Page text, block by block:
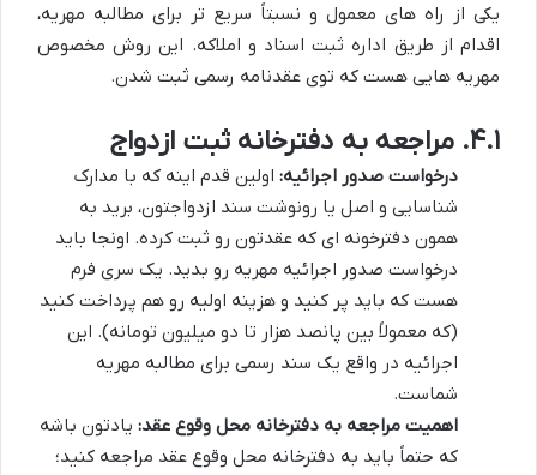
یکی از راه های معمول و نسبتاً سریع تر برای مطالبه مهریه،
اقدام از طریق اداره ثبت اسناد و املاکه. این روش مخصوص
مهریه هایی هست که توی عقدنامه رسمی ثبت شدن.
۴.۱. مراجعه به دفترخانه ثبت ازدواج
درخواست صدور اجرائیه: اولین قدم اینه که با مدارک
شناسایی و اصل یا رونوشت سند ازدواجتون، برید به
همون دفترخونه ای که عقدتون رو ثبت کرده. اونجا باید
درخواست صدور اجرائیه مهریه رو بدید. یک سری فرم
هست که باید پر کنید و هزینه اولیه رو هم پرداخت کنید
(که معمولاً بین پانصد هزار تا دو میلیون تومانه). این
اجرائیه در واقع یک سند رسمی برای مطالبه مهریه
شماست.
اهمیت مراجعه به دفترخانه محل وقوع عقد: یادتون باشه
که حتماً باید به دفترخانه محل وقوع عقد مراجعه کنید؛